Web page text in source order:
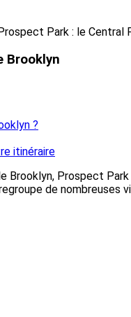
Park : le Central
Brooklyn
?
itinéraire
Prospect
de